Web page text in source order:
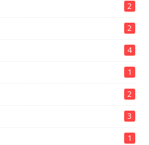
2
2
4
1
2
3
1